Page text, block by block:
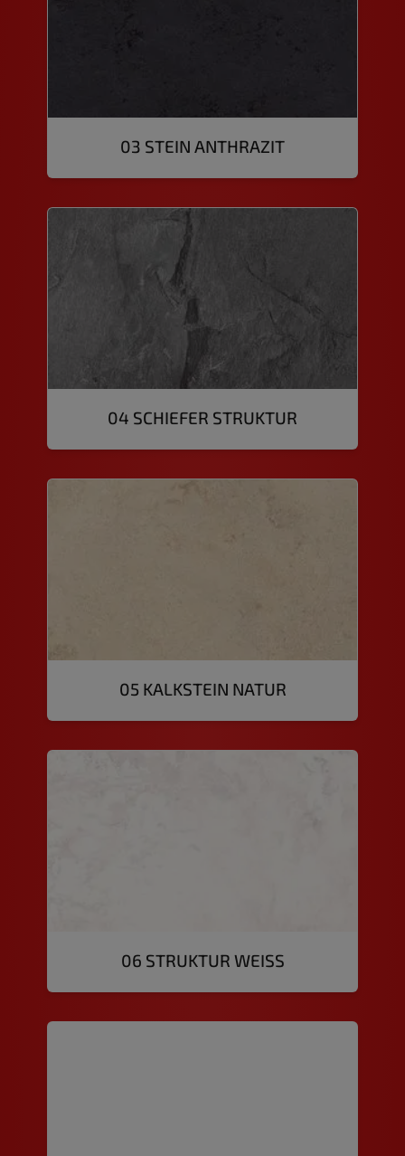
03 STEIN ANTHRAZIT
04 SCHIEFER STRUKTUR
05 KALKSTEIN NATUR
06 STRUKTUR WEISS